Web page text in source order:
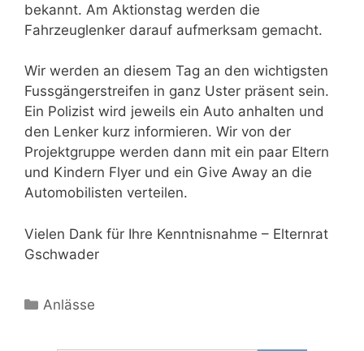
bekannt. Am Aktionstag werden die
Fahrzeuglenker darauf aufmerksam gemacht.
Wir werden an diesem Tag an den wichtigsten
Fussgängerstreifen in ganz Uster präsent sein.
Ein Polizist wird jeweils ein Auto anhalten und
den Lenker kurz informieren. Wir von der
Projektgruppe werden dann mit ein paar Eltern
und Kindern Flyer und ein Give Away an die
Automobilisten verteilen.
Vielen Dank für Ihre Kenntnisnahme – Elternrat
Gschwader
Kategorien
Anlässe